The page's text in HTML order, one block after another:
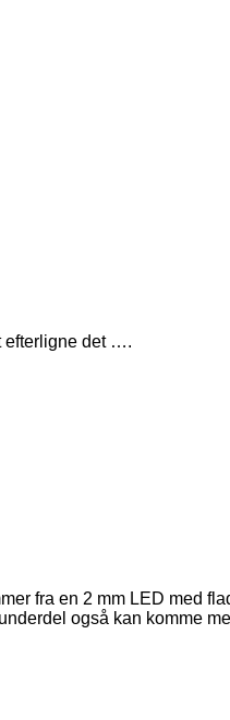
efterligne det ….
fra en 2 mm LED med
også kan komme